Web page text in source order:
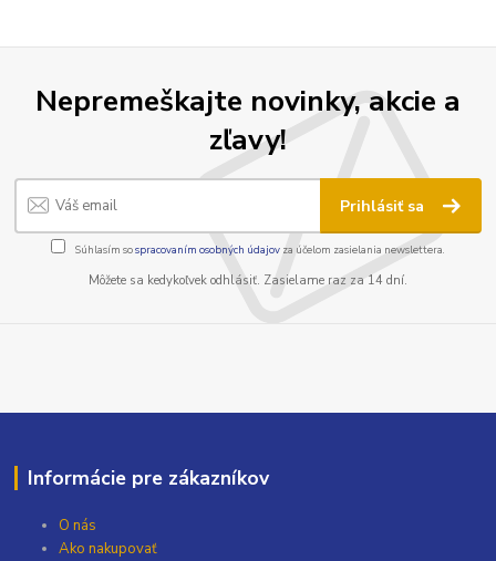
Nepremeškajte novinky, akcie a
zľavy!
Prihlásiť sa
Súhlasím sospracovaním osobných údajov za účelom zasielania newslettera.
Môžete sa kedykoľvek odhlásiť. Zasielame raz za 14 dní.
Informácie pre zákazníkov
O nás
Ako nakupovať